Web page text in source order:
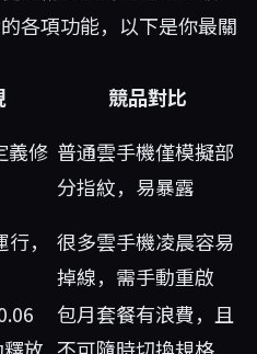
各項功能，以下是你最關
競品對比
義修 普通雲手機僅模擬部
分指紋，易暴露
，
很多雲手機凌晨容易
掉線，需手動重啟
包月套餐有浪費，且